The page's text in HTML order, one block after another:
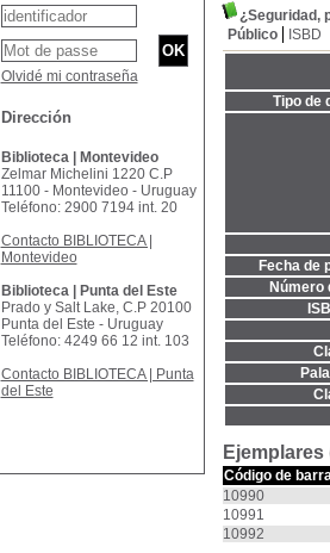
¿Seguridad,
Público
ISBD
Tipo de
Fecha de
Número
Ejemplares
Código de
10990
10991
10992
Olvidé mi contraseña
Dirección
Biblioteca | Montevideo
Zelmar Michelini 1220 C.P
11100 - Montevideo - Uruguay
Teléfono: 2900 7194 int. 20
Contacto BIBLIOTECA |
Montevideo
Biblioteca | Punta del Este
Prado y Salt Lake, C.P 20100
Punta del Este - Uruguay
Teléfono: 4249 66 12 int. 103
Contacto BIBLIOTECA | Punta
del Este